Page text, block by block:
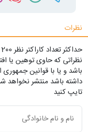
نظرات
حداکثر تعداد کاراکتر نظر 200 ميياشد
نظراتی که حاوی توهین یا
باشد و یا با قوانین
داشته باشد منتشر نخواهد
تایپ کنید